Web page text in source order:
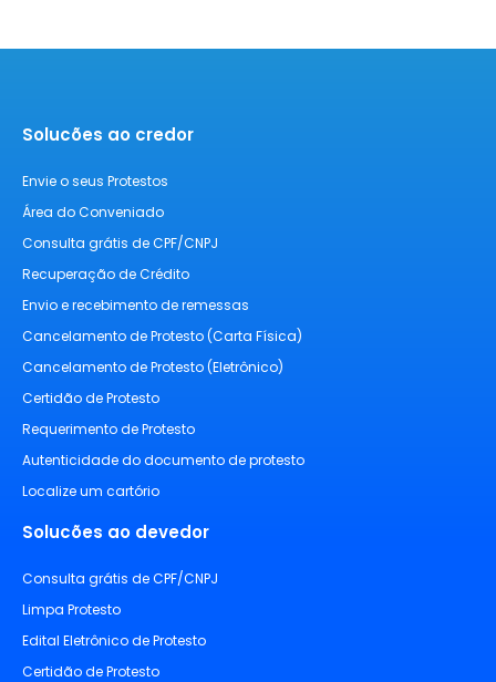
Solucões ao credor
Envie o seus Protestos
Área do Conveniado
Consulta grátis de CPF/CNPJ
Recuperação de Crédito
Envio e recebimento de remessas
Cancelamento de Protesto (Carta Física)
Cancelamento de Protesto (Eletrônico)
Certidão de Protesto
Requerimento de Protesto
Autenticidade do documento de protesto
Localize um cartório
Solucões ao devedor
Consulta grátis de CPF/CNPJ
Limpa Protesto
Edital Eletrônico de Protesto
Certidão de Protesto